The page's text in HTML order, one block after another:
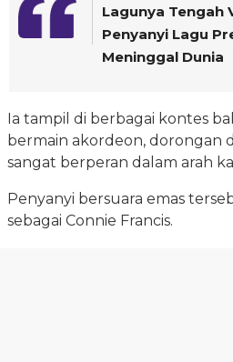
Lagunya Tengah
Penyanyi Lagu
Meninggal Dunia
Ia tampil di berbagai kontes
bermain akordeon, dorongan
sangat berperan dalam arah
Penyanyi bersuara emas
sebagai Connie Francis.